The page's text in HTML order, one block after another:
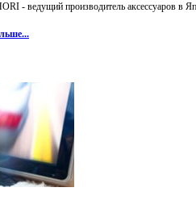
- ведущий производитель аксессуаров в